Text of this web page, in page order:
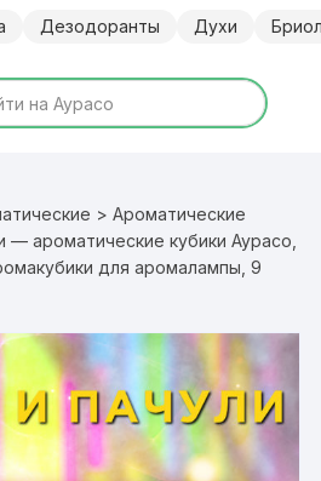
Дезодоранты Духи
>Ароматические
— ароматические кубики Аурасо,
для аромалампы, 9